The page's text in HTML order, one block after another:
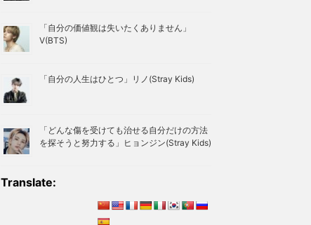
「自分の価値観は失いたくありません」
V(BTS)
「自分の人生はひとつ」リノ(Stray Kids)
「どんな傷を受けても治せる自分だけの方法
を探そうと努力する」ヒョンジン(Stray Kids)
Translate: